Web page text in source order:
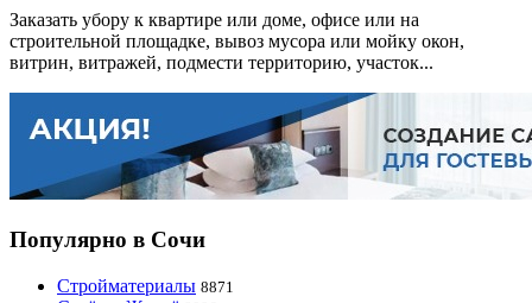
Заказать убору к квартире или доме, офисе или на
строительной площадке, вывоз мусора или мойку окон,
витрин, витражей, подмести территорию, участок...
Популярно в Сочи
Стройматериалы 8871